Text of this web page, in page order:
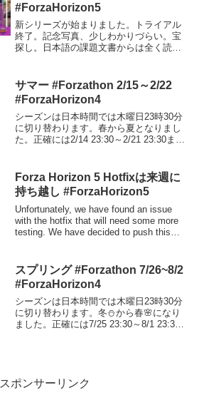
#ForzaHorizon5
新シリーズが始まりました。トライアル
終了。記念写真、少しわかりづらい。宝
探し。日本語の課題文書からは全く読み
ー終了。今週はチューンの公開はしない
つもり（出来が酷い）...
サマー #Forzathon 2/15～2/22
#ForzaHorizon4
シーズンは日本時間では木曜日23時30分
に切り替わります。春から夏となりまし
た。正確には2/14 23:30～2/21 23:30ま
ラック、黄色のトラック今回はこのチュ
ー...
Forza Horizon 5 Hotfixは来週に
持ち越し #ForzaHorizon5
Unfortunately, we have found an issue
with the hotfix that will need some more
testing. We have decided to push this
スプリング #Forzathon 7/26~8/2
#ForzaHorizon4
シーズンは日本時間では木曜日23時30分
に切り替わります。冬⛄から春🌸になり
ました。正確には7/25 23:30～8/1 23:30
スポンサーリンク